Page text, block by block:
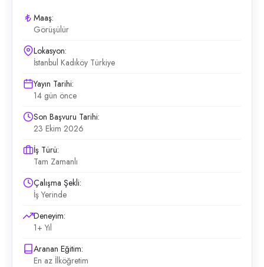
Maaş:
Görüşülür
Lokasyon:
İstanbul Kadıköy Türkiye
Yayın Tarihi:
14 gün önce
Son Başvuru Tarihi:
23 Ekim 2026
İş Türü:
Tam Zamanlı
Çalışma Şekli:
İş Yerinde
Deneyim:
1+ Yıl
Aranan Eğitim:
En az İlköğretim